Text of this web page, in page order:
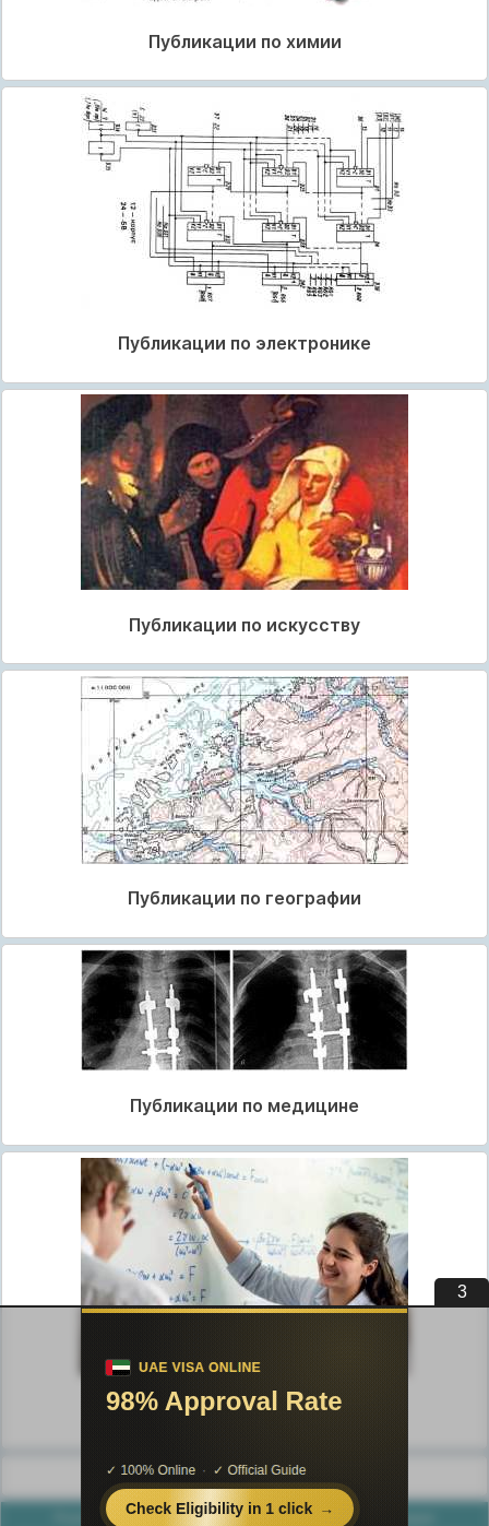
Публикации по химии
Публикации по электронике
Публикации по искусству
Публикации по географии
Публикации по медицине
Публикации по педагогике
Разделы публикаций
Poznayka.org - Познайка.Орг - 2016-2026 год. Материал
3